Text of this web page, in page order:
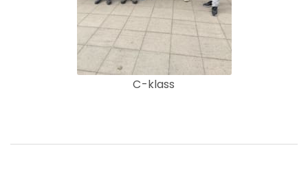
C-klass